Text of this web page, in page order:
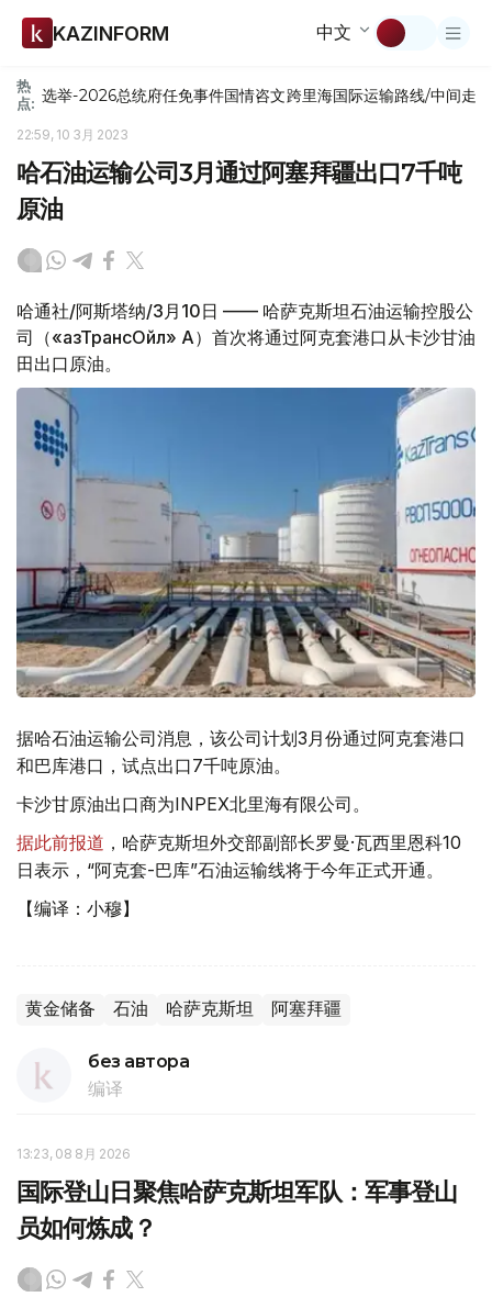
KAZINFORM 中文
热
点: 选举-2026总统府任免事件国情咨文跨里海国际运输路线/中间走廊
22:59, 10 3月 2023
哈石油运输公司3月通过阿塞拜疆出口7千吨
原油
哈通社/阿斯塔纳/3月10日 —— 哈萨克斯坦石油运输控股公
司（«ҚазТрансОйл» АҚ）首次将通过阿克套港口从卡沙甘油
田出口原油。
据哈石油运输公司消息，该公司计划3月份通过阿克套港口
和巴库港口，试点出口7千吨原油。
卡沙甘原油出口商为INPEX北里海有限公司。
据此前报道 ，哈萨克斯坦外交部副部长罗曼·瓦西里恩科10
日表示，“阿克套-巴库”石油运输线将于今年正式开通。
【编译：小穆】
黄金储备 石油 哈萨克斯坦 阿塞拜疆
без автора
编译
13:23, 08 8月 2026
国际登山日聚焦哈萨克斯坦军队：军事登山
员如何炼成？